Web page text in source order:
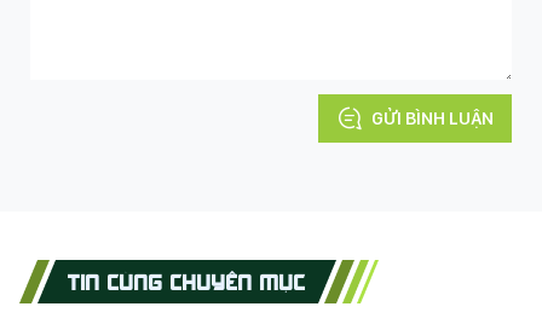
GỬI BÌNH LUẬN
TIN CÙNG CHUYÊN MỤC